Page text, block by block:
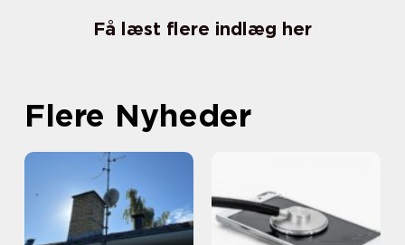
Få læst flere indlæg her
Flere Nyheder